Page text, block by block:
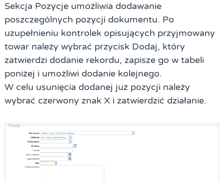
Sekcja Pozycje umożliwia dodawanie
poszczególnych pozycji dokumentu. Po
uzupełnieniu kontrolek opisujących przyjmowany
towar należy wybrać przycisk Dodaj, który
zatwierdzi dodanie rekordu, zapisze go w tabeli
poniżej i umożliwi dodanie kolejnego.
W celu usunięcia dodanej już pozycji należy
wybrać czerwony znak Xi zatwierdzić działanie.